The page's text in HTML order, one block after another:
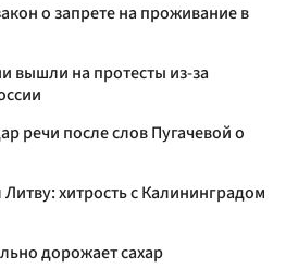
о запрете на проживание в
вышли на протесты из-за
речи после слов Пугачевой о
хитрость с Калининградом
дорожает сахар